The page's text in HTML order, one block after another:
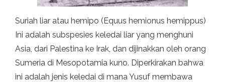
Suriah liar atau hemipo (Equus hemionus hemippus)
Ini adalah subspesies keledai liar yang menghuni
Asia, dari Palestina ke Irak, dan dijinakkan oleh orang
Sumeria di Mesopotamia kuno. Diperkirakan bahwa
ini adalah jenis keledai di mana Yusuf membawa